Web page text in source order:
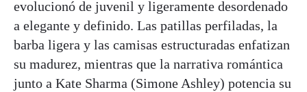
evolucionó de juvenil y ligeramente desordenado
a elegante y definido. Las patillas perfiladas, la
barba ligera y las camisas estructuradas enfatizan
su madurez, mientras que la narrativa romántica
junto a Kate Sharma (Simone Ashley) potencia su